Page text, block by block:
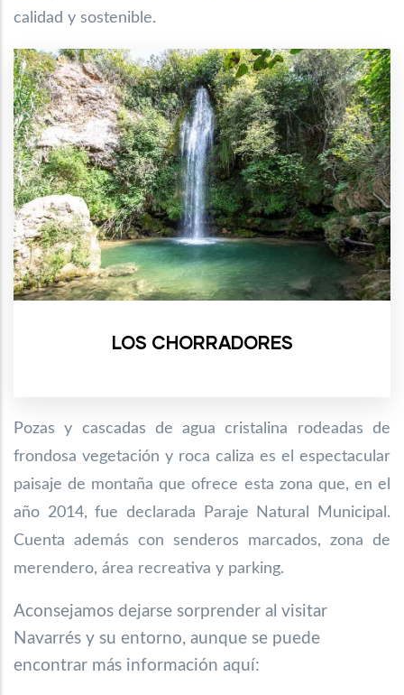
calidad y sostenible.
LOS CHORRADORES
Pozas y cascadas de agua cristalina rodeadas de
frondosa vegetación y roca caliza es el espectacular
paisaje de montaña que ofrece esta zona que, en el
año 2014, fue declarada Paraje Natural Municipal.
Cuenta además con senderos marcados, zona de
merendero, área recreativa y parking.
Aconsejamos dejarse sorprender al visitar
Navarrés y su entorno, aunque se puede
encontrar más información aquí: